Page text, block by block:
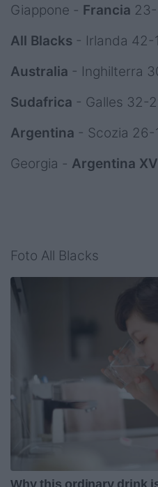
Giappone - Francia
All Blacks - Irlanda 42-
Australia - Inghilterra
Sudafrica - Galles 32-
Argentina - Scozia 26-
Georgia - Argentina XV
Foto All Blacks